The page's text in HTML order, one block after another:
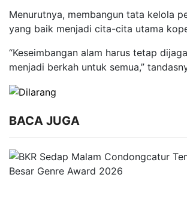
Menurutnya, membangun tata kelola
yang baik menjadi cita-cita utama
“Keseimbangan alam harus tetap
menjadi berkah untuk semua,”
BACA JUGA